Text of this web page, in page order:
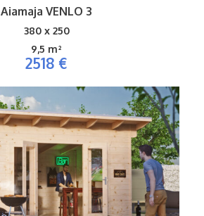
Aiamaja VENLO 3
380 x 250
9,5 m²
2518 €